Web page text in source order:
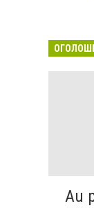
Au